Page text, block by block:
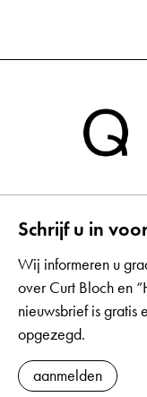
Schrijf u in
Wij informeren u
over Curt Bloch en
nieuwsbrief is gratis
opgezegd.
aanmelden